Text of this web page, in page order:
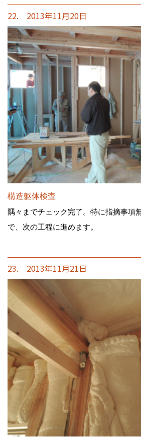
22. 2013年11月20日
構造躯体検査
隅々までチェック完了。特に指摘事項
で、次の工程に進めます。
23. 2013年11月21日